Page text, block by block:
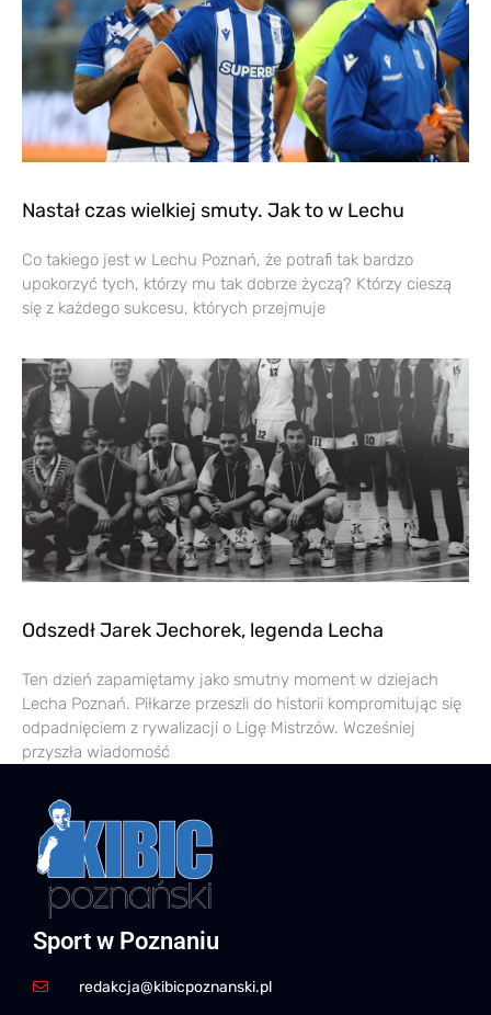
Nastał czas wielkiej smuty. Jak to w Lechu
Co takiego jest w Lechu Poznań, że potrafi tak bardzo
upokorzyć tych, którzy mu tak dobrze życzą? Którzy cieszą
się z każdego sukcesu, których przejmuje
Odszedł Jarek Jechorek, legenda Lecha
Ten dzień zapamiętamy jako smutny moment w dziejach
Lecha Poznań. Piłkarze przeszli do historii kompromitując się
odpadnięciem z rywalizacji o Ligę Mistrzów. Wcześniej
przyszła wiadomość
Sport w Poznaniu
redakcja@kibicpoznanski.pl